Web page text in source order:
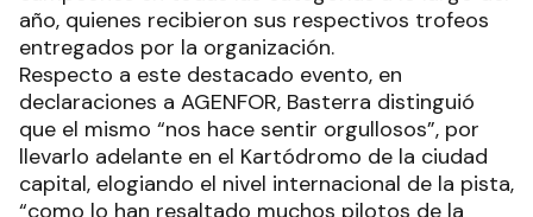
año, quienes recibieron sus respectivos trofeos
entregados por la organización.
Respecto a este destacado evento, en
declaraciones a AGENFOR, Basterra distinguió
que el mismo “nos hace sentir orgullosos”, por
llevarlo adelante en el Kartódromo de la ciudad
capital, elogiando el nivel internacional de la pista,
“como lo han resaltado muchos pilotos de la